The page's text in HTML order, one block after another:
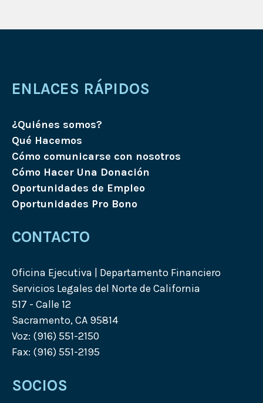
ENLACES RÁPIDOS
¿Quiénes somos?
Qué Hacemos
Cómo comunicarse con nosotros
Cómo Hacer Una Donación
Oportunidades de Empleo
Oportunidades Pro Bono
CONTACTO
Oficina Ejecutiva | Departamento Financiero
Servicios Legales del Norte de California
517 - Calle 12
Sacramento, CA 95814
Voz: (916) 551-2150
Fax: (916) 551-2195
SOCIOS